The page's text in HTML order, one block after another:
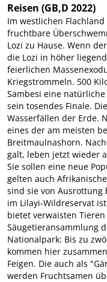
Reisen (GB,D 2022)
Im westlichen
fruchtbare
Lozi zu Hause. Wenn
die Lozi in höher
feierlichen
Kriegstrommeln. 500
Sambesi eine
sein tosendes Finale.
Wasserfällen der Erde.
eines der am meisten
Breitmaulnashorn.
galt, leben jetzt wieder
Sie sollen eine neue
gelten auch
sind sie von Ausrottung
im Lilayi-Wildreservat
bietet verwaisten
Säugetieransammlung
Nationalpark: Bis zu
kommen hier
Feigen. Die auch als
werden Fruchtsamen